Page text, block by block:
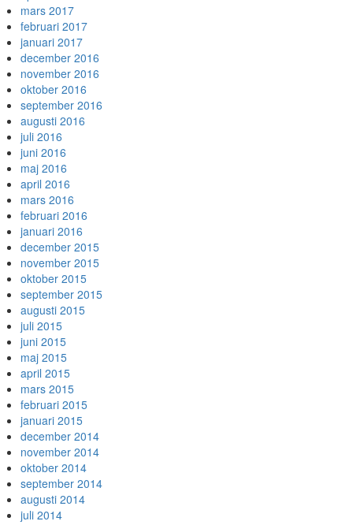
mars 2017
februari 2017
januari 2017
december 2016
november 2016
oktober 2016
september 2016
augusti 2016
juli 2016
juni 2016
maj 2016
april 2016
mars 2016
februari 2016
januari 2016
december 2015
november 2015
oktober 2015
september 2015
augusti 2015
juli 2015
juni 2015
maj 2015
april 2015
mars 2015
februari 2015
januari 2015
december 2014
november 2014
oktober 2014
september 2014
augusti 2014
juli 2014